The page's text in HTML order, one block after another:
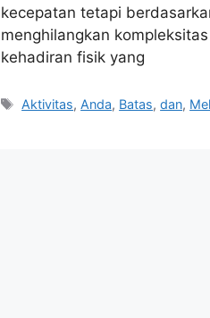
kecepatan tetapi
menghilangkan
kehadiran fisik yang
Tags
Aktivitas, Anda, Batas,dan,